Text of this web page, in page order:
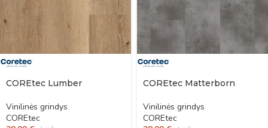
COREtec Lumber
Vinilinės grindys
COREtec
COREtec Matterborn
Vinilinės grindys
COREtec